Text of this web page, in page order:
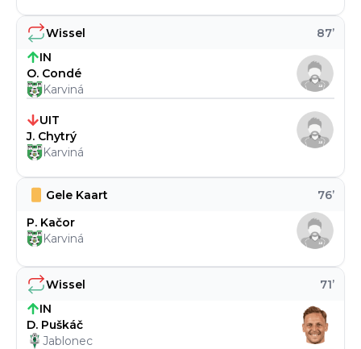
Wissel 71’
IN
D. Puškáč
Jablonec
Gele Kaart 76’
P. Kačor
Karviná
Wissel 87’
IN
O. Condé
Karviná
UIT
J. Chytrý
Karviná